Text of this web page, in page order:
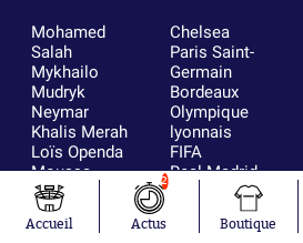
Mohamed
Salah
Mykhailo
Mudryk
Neymar
Khalis Merah
Loïs Openda
Moussa
Niakhaté
Nicolás
Tagliafico
Chelsea
Paris Saint-
Germain
Bordeaux
Olympique
lyonnais
FIFA
Real Madrid
RC Strasbourg
France
Accueil
2
Actus Boutique